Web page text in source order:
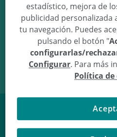
17/03/11 11:53
Facebook
estadístico, mejora de
publicidad personalizada
tu navegación. Puedes
pulsando el botón "
configurarlas/
Configurar. Para más
Política de